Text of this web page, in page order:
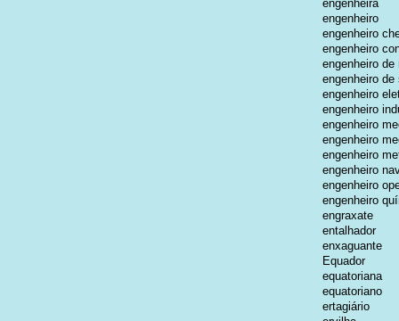
engenheira
engenheiro
engenheiro
engenheiro
engenheiro de
engenheiro de
engenheiro
engenheiro
engenheiro
engenheiro
engenheiro
engenheiro
engenheiro
engenheiro
engraxate
entalhador
enxaguante
Equador
equatoriana
equatoriano
ertagiário